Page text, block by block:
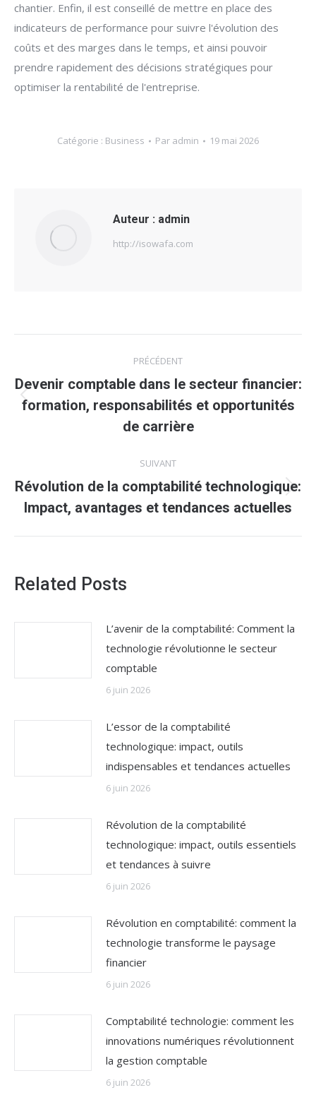
chantier. Enfin, il est conseillé de mettre en place des
indicateurs de performance pour suivre l'évolution des
coûts et des marges dans le temps, et ainsi pouvoir
prendre rapidement des décisions stratégiques pour
optimiser la rentabilité de l'entreprise.
Catégorie : Business Par admin 19 mai 2026
Auteur : admin
http://isowafa.com
article
PRÉCÉDENT
Article
précédent
Devenir comptable dans le secteur financier:
formation, responsabilités et opportunités
de carrière
SUIVANT
Article
suivant
:
Révolution de la comptabilité technologique:
Impact, avantages et tendances actuelles
Related Posts
L’avenir de la comptabilité: Comment la
technologie révolutionne le secteur
comptable
6 juin 2026
L’essor de la comptabilité
technologique: impact, outils
indispensables et tendances actuelles
6 juin 2026
Révolution de la comptabilité
technologique: impact, outils essentiels
et tendances à suivre
6 juin 2026
Révolution en comptabilité: comment la
technologie transforme le paysage
financier
6 juin 2026
Comptabilité technologie: comment les
innovations numériques révolutionnent
la gestion comptable
6 juin 2026